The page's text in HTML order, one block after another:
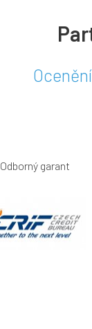
Odborný garant